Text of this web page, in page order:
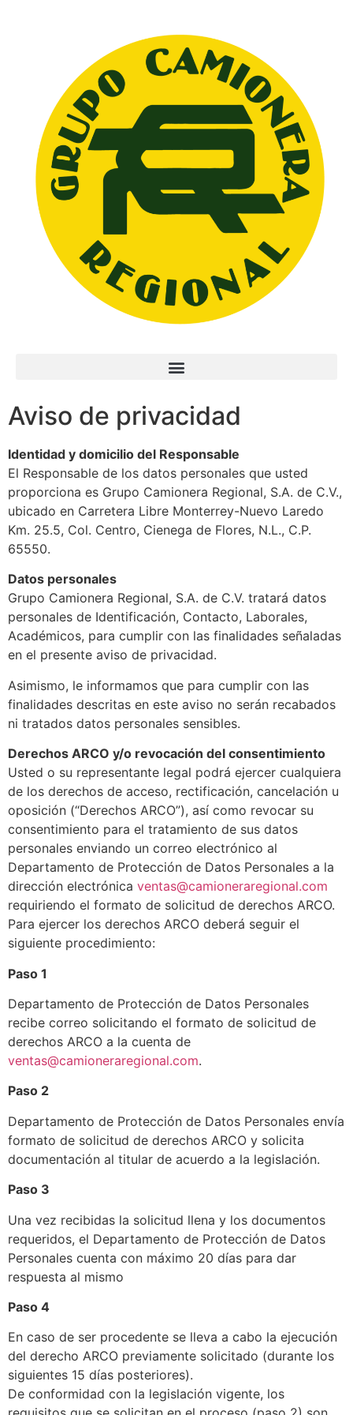
Aviso de privacidad
Identidad y domicilio del Responsable
El Responsable de los datos personales que usted
proporciona es Grupo Camionera Regional, S.A. de C.V.,
ubicado en Carretera Libre Monterrey-Nuevo Laredo
Km. 25.5, Col. Centro, Cienega de Flores, N.L., C.P.
65550.
Datos personales
Grupo Camionera Regional, S.A. de C.V. tratará datos
personales de Identificación, Contacto, Laborales,
Académicos, para cumplir con las finalidades señaladas
en el presente aviso de privacidad.
Asimismo, le informamos que para cumplir con las
finalidades descritas en este aviso no serán recabados
ni tratados datos personales sensibles.
Derechos ARCO y/o revocación del consentimiento
Usted o su representante legal podrá ejercer cualquiera
de los derechos de acceso, rectificación, cancelación u
oposición (“Derechos ARCO”), así como revocar su
consentimiento para el tratamiento de sus datos
personales enviando un correo electrónico al
Departamento de Protección de Datos Personales a la
dirección electrónica ventas@camioneraregional.com
requiriendo el formato de solicitud de derechos ARCO.
Para ejercer los derechos ARCO deberá seguir el
siguiente procedimiento:
Paso 1
Departamento de Protección de Datos Personales
recibe correo solicitando el formato de solicitud de
derechos ARCO a la cuenta de
ventas@camioneraregional.com.
Paso 2
Departamento de Protección de Datos Personales envía
formato de solicitud de derechos ARCO y solicita
documentación al titular de acuerdo a la legislación.
Paso 3
Una vez recibidas la solicitud llena y los documentos
requeridos, el Departamento de Protección de Datos
Personales cuenta con máximo 20 días para dar
respuesta al mismo
Paso 4
En caso de ser procedente se lleva a cabo la ejecución
del derecho ARCO previamente solicitado (durante los
siguientes 15 días posteriores).
De conformidad con la legislación vigente, los